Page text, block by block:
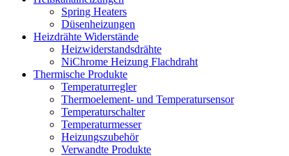
Spring Heaters
Düsenheizungen
Heizdrähte Widerstände
Heizwiderstandsdrähte
NiChrome Heizung Flachdraht
Thermische Produkte
Temperaturregler
Thermoelement- und Temperatursensor
Temperaturschalter
Temperaturmesser
Heizungszubehör
Verwandte Produkte